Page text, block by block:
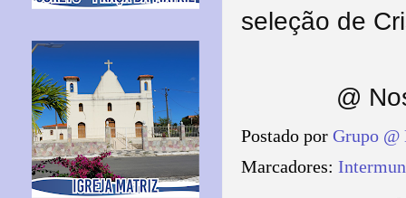
seleção de
@
Postado por Grupo @
Marcadores: